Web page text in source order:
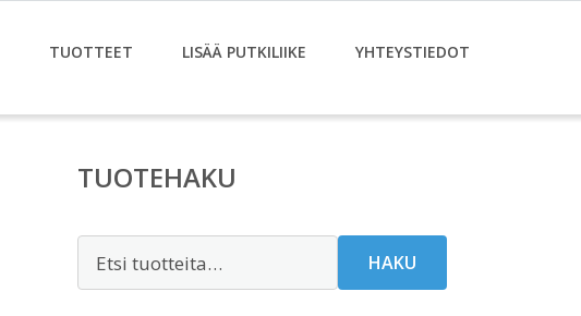
TUOTTEET LISÄÄ PUTKILIIKE YHTEYSTIEDOT
TUOTEHAKU
HAKU